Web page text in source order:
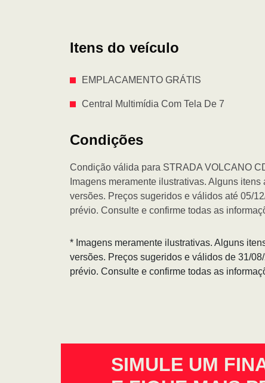
Itens do veículo
EMPLACAMENTO GRÁTIS
Central Multimídia Com Tela De 7
Condições
Condição válida para STRADA VOLCANO
Imagens meramente ilustrativas. Alguns
versões. Preços sugeridos e válidos até 05/
prévio. Consulte e confirme todas as
* Imagens meramente ilustrativas. Alguns
versões. Preços sugeridos e válidos de 31/
prévio. Consulte e confirme todas as
SIMULE UM